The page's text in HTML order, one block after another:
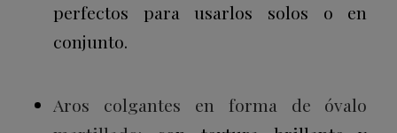
perfectos para usarlos solos o en
conjunto.
Aros colgantes en forma de óvalo